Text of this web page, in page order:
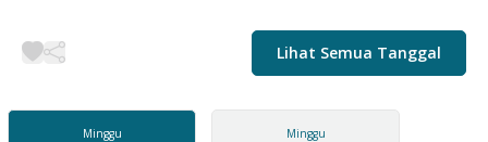
Lihat Semua Tanggal
Minggu Minggu